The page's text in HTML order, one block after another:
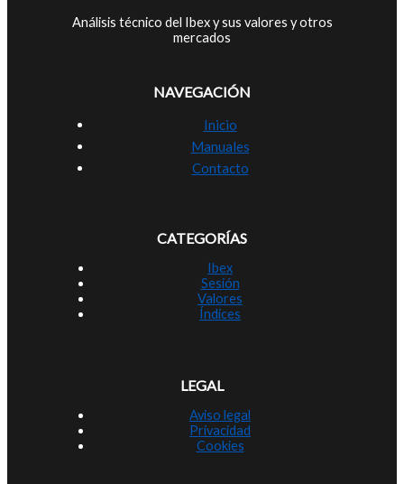
Análisis técnico del Ibex y sus valores y otros
mercados
NAVEGACIÓN
Inicio
Manuales
Contacto
CATEGORÍAS
Ibex
Sesión
Valores
Índices
LEGAL
Aviso legal
Privacidad
Cookies